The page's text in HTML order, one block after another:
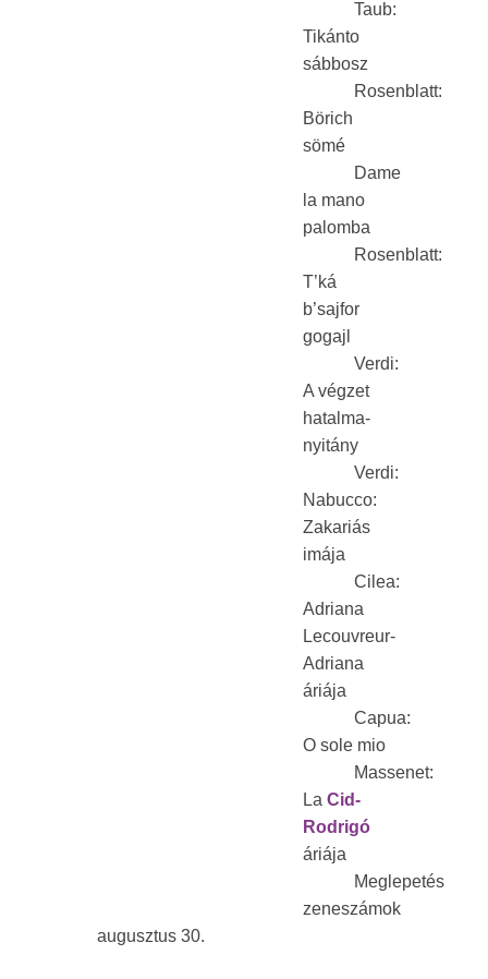
Taub:
Tikánto
sábbosz
Rosenblatt:
Börich
sömé
Dame
la mano
palomba
Rosenblatt:
T’ká
b’sajfor
gogajl
Verdi:
A végzet
hatalma-
nyitány
Verdi:
Nabucco:
Zakariás
imája
Cilea:
Adriana
Lecouvreur-
Adriana
áriája
Capua:
O sole mio
Massenet:
La Cid-
Rodrigó
áriája
Meglepetés
zeneszámok
augusztus 30.